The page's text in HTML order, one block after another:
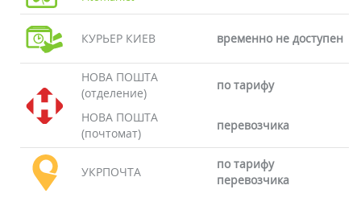
КУРЬЕР КИЕВ временно не доступен
НОВА ПОШТА
(отделение)
по тарифу
НОВА ПОШТА
(почтомат)
перевозчика
УКРПОЧТА
по тарифу
перевозчика